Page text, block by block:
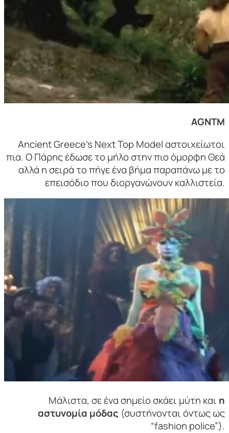
AGNTM
Ancient Greece’s Next Top Model αστοιχείωτοι
πια. Ο Πάρης έδωσε το μήλο στην πιο όμορφη Θεά
αλλά η σειρά το πήγε ένα βήμα παραπάνω με το
επεισόδιο που διοργανώνουν καλλιστεία.
Μάλιστα, σε ένα σημείο σκάει μύτη και η
αστυνομία μόδας (συστήνονται όντως ως
“fashion police”).